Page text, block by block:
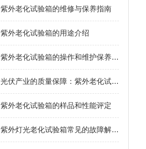
紫外老化试验箱的维修与保养指南
紫外老化试验箱的用途介绍
紫外老化试验箱的操作和维护保养介绍
光伏产业的质量保障：紫外老化试验箱的重要作用
紫外老化试验箱的样品和性能评定
紫外灯光老化试验箱常见的故障解决方法介绍